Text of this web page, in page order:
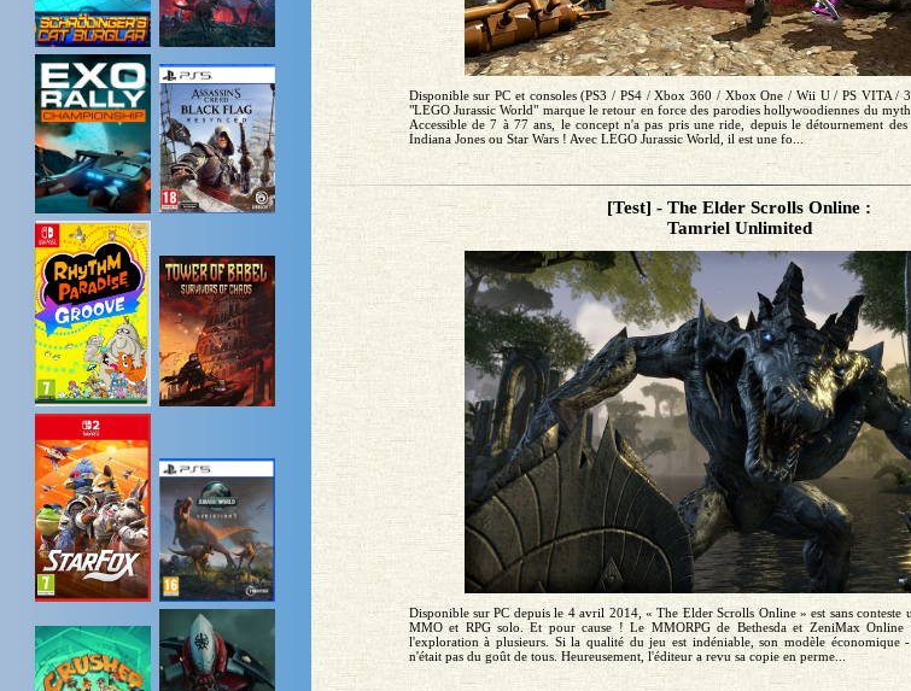
Disponible sur PC et consoles (PS3 / PS4 / Xbox 360 / Xbox One / Wii U / PS VITA /
"LEGO Jurassic World" marque le retour en force des parodies hollywoodiennes du
Accessible de 7 à 77 ans, le concept n'a pas pris une ride, depuis le détournement
Indiana Jones ou Star Wars ! Avec LEGO Jurassic World, il est une fo...
[Test] - The Elder Scrolls Online :
Tamriel Unlimited
Disponible sur PC depuis le 4 avril 2014, « The Elder Scrolls Online » est sans conteste
MMO et RPG solo. Et pour cause ! Le MMORPG de Bethesda et ZeniMax Online
l'exploration à plusieurs. Si la qualité du jeu est indéniable, son modèle économique
n'était pas du goût de tous. Heureusement, l'éditeur a revu sa copie en perme...